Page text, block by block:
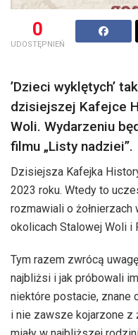
0
UDOSTĘPNIEŃ
’Dzieci wyklętych’
dzisiejszej Kafejce
Woli. Wydarzeniu
filmu „Listy nadziei”.
Dzisiejsza Kafejka
2023 roku. Wtedy to
rozmawiali o żołnierzach
okolicach Stalowej Woli i
Tym razem zwrócą
najbliżsi i jak próbowali
niektóre postacie, znane
i nie zawsze kojarzone z